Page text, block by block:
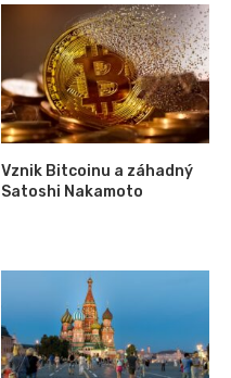
Vznik Bitcoinu a záhadný
Satoshi Nakamoto